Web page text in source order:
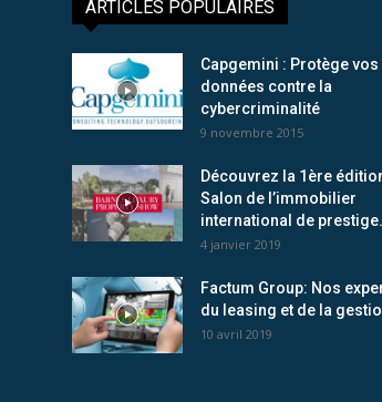
ARTICLES POPULAIRES
Capgemini : Protège vos
données contre la
cybercriminalité
9 novembre 2015
Découvrez la 1ère
Salon de l’immobilier
international de
4 janvier 2019
Factum Group: Nos
du leasing et de la
10 avril 2019